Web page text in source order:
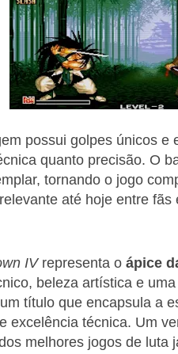
possui golpes únicos e
quanto precisão. O
tornando o jogo
até hoje entre fãs
IVrepresenta o ápice
beleza artística e
título que encapsula a
excelência técnica. Um
melhores jogos de luta